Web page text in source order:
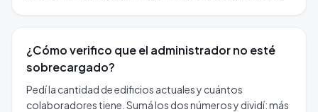
¿Cómo verifico que el administrador no esté
sobrecargado?
Pedí la cantidad de edificios actuales y cuántos
colaboradores tiene. Sumá los dos números y dividí: más